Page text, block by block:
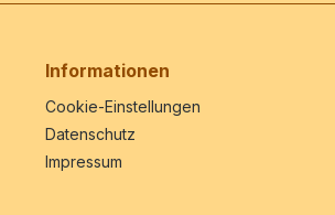
Informationen
Cookie-Einstellungen
Datenschutz
Impressum